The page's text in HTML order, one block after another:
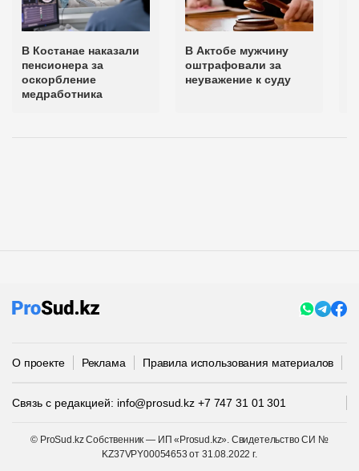
В Костанае наказали
пенсионера за
оскорбление
медработника
В Актобе мужчину
оштрафовали за
неуважение к суду
О проекте Реклама Правила использования материалов
Связь с редакцией: info@prosud.kz +7 747 31 01 301
© ProSud.kz Собственник — ИП «Prosud.kz». Свидетельство СИ №
KZ37VPY00054653 от 31.08.2022 г.